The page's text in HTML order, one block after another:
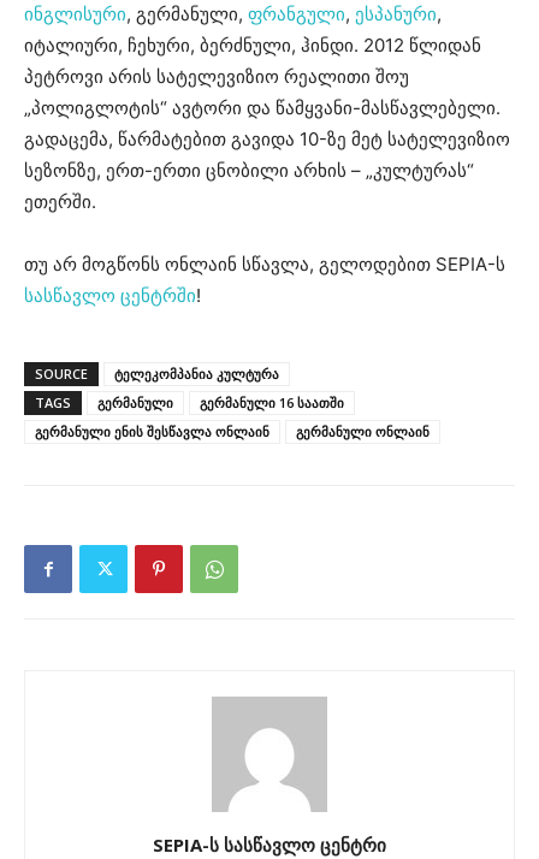
ინგლისური, გერმანული, ფრანგული, ესპანური,
იტალიური, ჩეხური, ბერძნული, ჰინდი. 2012 წლიდან
პეტროვი არის სატელევიზიო რეალითი შოუ
„პოლიგლოტის“ ავტორი და წამყვანი-მასწავლებელი.
გადაცემა, წარმატებით გავიდა 10-ზე მეტ სატელევიზიო
სეზონზე, ერთ-ერთი ცნობილი არხის – „კულტურას“
ეთერში.
თუ არ მოგწონს ონლაინ სწავლა, გელოდებით SEPIA-ს
სასწავლო ცენტრში!
SOURCE
ტელეკომპანია კულტურა
TAGS
გერმანული
გერმანული 16 საათში
გერმანული ენის შესწავლა ონლაინ
გერმანული ონლაინ
SEPIA-ს სასწავლო ცენტრი